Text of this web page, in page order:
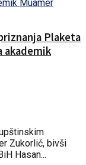
Plaketa
akademik
Zukorlić, bivši
Hasan...